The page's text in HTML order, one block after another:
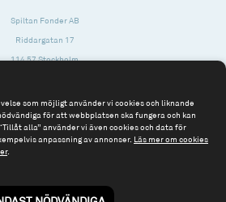
Spiltan Fonder AB
Riddargatan 17
114 57 Stockholm
Tel: 08 - 545 813 40
Till spiltan.se
som möjligt använder vi cookies och liknande
för att webbplatsen ska fungera och kan
alla” använder vi även cookies och data för
anpassning av annonser. Läs mer om cookies
.